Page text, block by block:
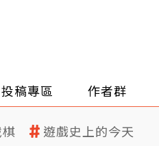
投稿專區 作者群
遊戲史上的今天